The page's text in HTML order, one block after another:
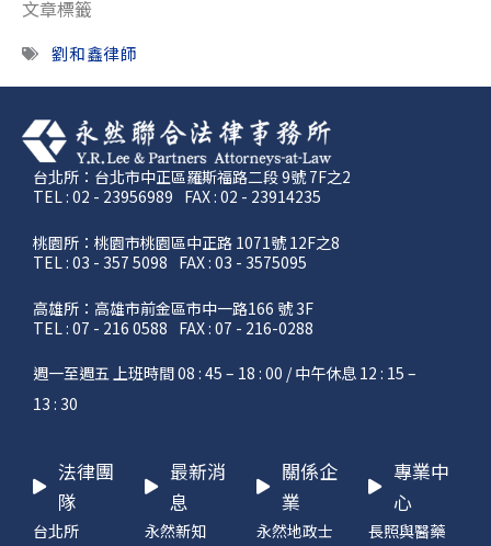
文章標籤
劉和鑫律師
台北所：台北市中正區羅斯福路二段 9號 7F之2
TEL : 02 - 23956989 FAX : 02 - 23914235
桃園所：桃園市桃園區中正路 1071號 12F之8
TEL : 03 - 357 5098 FAX : 03 - 3575095
高雄所：高雄市前金區市中一路166 號 3F
TEL : 07 - 216 0588 FAX : 07 - 216-0288
週一至週五 上班時間 08 : 45 – 18 : 00 / 中午休息 12 : 15 –
13 : 30
法律團
隊
台北所
最新消
息
永然新知
關係企
業
永然地政士
專業中
心
長照與醫藥